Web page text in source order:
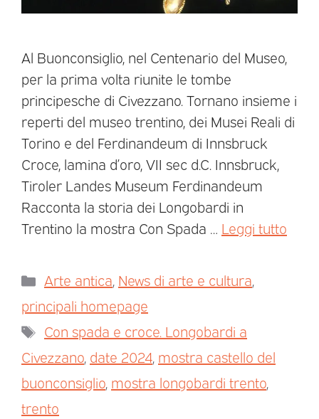
Al Buonconsiglio, nel Centenario del Museo,
per la prima volta riunite le tombe
principesche di Civezzano. Tornano insieme i
reperti del museo trentino, dei Musei Reali di
Torino e del Ferdinandeum di Innsbruck
Croce, lamina d’oro, VII sec d.C. Innsbruck,
Tiroler Landes Museum Ferdinandeum
Racconta la storia dei Longobardi in
Trentino la mostra Con Spada … Leggi tutto
Arte antica News di arte e cultura
principali homepage
Con spada e croce. Longobardi a
Civezzano date 2024 mostra castello del
buonconsiglio mostra longobardi trento
trento